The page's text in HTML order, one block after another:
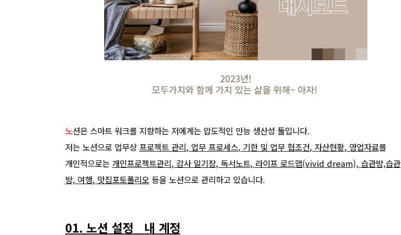
노션은 스마트 워크를 지향하는 저에게는 압도적인 만능 생산성 툴입니다.
저는 노션으로 업무상 프로젝트 관리, 업무 프로세스, 기한 및 업무 협조건, 자산현황, 영업자료를
개인적으로는 개인프로젝트관리, 감사 일기장, 독서노트, 라이프 로드맵(vivid dream), 습관방,습관
방, 여행, 맛집포토폴리오 등을 노션으로 관리하고 있습니다.
01. 노션 설정 내 계정